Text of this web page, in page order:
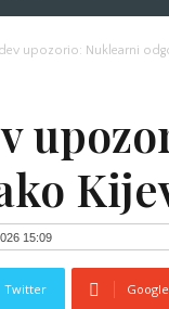
upozorio: Nuklearni
15:09
Twitter